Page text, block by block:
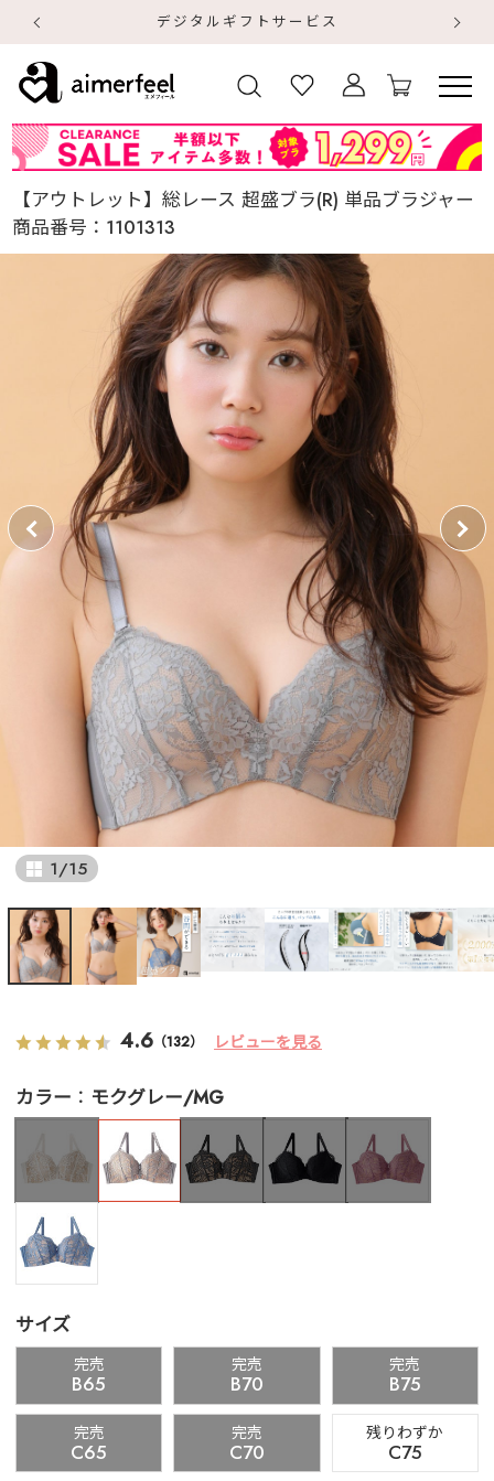
デジタルギフトサービス
【アウトレット】総レース 超盛ブラ(R) 単品ブラジャー
商品番号： 1101313
1/15
4.6 （132） レビューを見る
カラー モクグレー/MG
サイズ
完売
B65
完売
B70
完売
B75
完売
C65
完売
C70
残りわずか
C75